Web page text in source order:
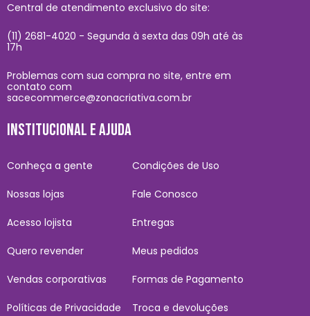
Central de atendimento exclusivo do site:
(11) 2681-4020 - Segunda à sexta das 09h até às
17h
Problemas com sua compra no site, entre em
contato com
sacecommerce@zonacriativa.com.br
INSTITUCIONAL E AJUDA
Conheça a gente
Nossas lojas
Acesso lojista
Quero revender
Vendas corporativas
Políticas de Privacidade
Condições de Uso
Fale Conosco
Entregas
Meus pedidos
Formas de Pagamento
Troca e devoluções